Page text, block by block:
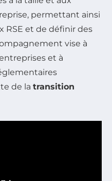
permettant ainsi
RSE et de définir des
vise à
et à
de la transition